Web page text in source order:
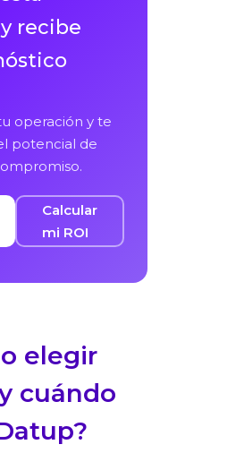
recibe
operación y te
potencial de
Calcular
mi ROI
elegir
cuándo